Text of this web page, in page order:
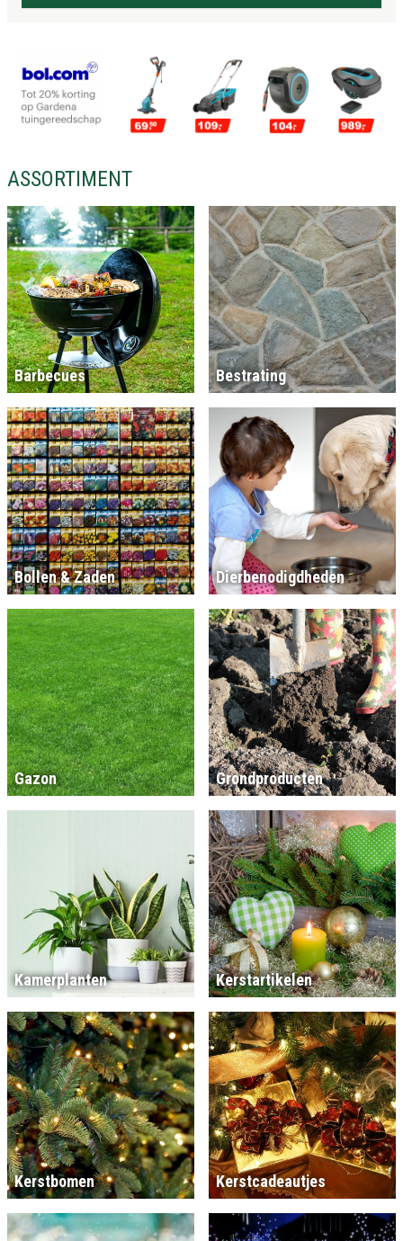
ASSORTIMENT
Barbecues Bestrating
Bollen & Zaden Dierbenodigdheden
Gazon Grondproducten
Kamerplanten Kerstartikelen
Kerstbomen Kerstcadeautjes